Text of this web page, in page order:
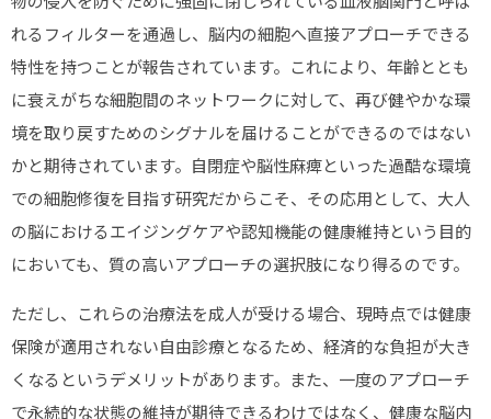
れるフィルターを通過し、脳内の細胞へ直接アプローチできる
特性を持つことが報告されています。これにより、年齢ととも
に衰えがちな細胞間のネットワークに対して、再び健やかな環
境を取り戻すためのシグナルを届けることができるのではない
かと期待されています。自閉症や脳性麻痺といった過酷な環境
での細胞修復を目指す研究だからこそ、その応用として、大人
の脳におけるエイジングケアや認知機能の健康維持という目的
においても、質の高いアプローチの選択肢になり得るのです。
ただし、これらの治療法を成人が受ける場合、現時点では健康
保険が適用されない自由診療となるため、経済的な負担が大き
くなるというデメリットがあります。また、一度のアプローチ
で永続的な状態の維持が期待できるわけではなく、健康な脳内